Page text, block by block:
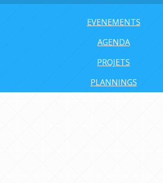
EVENEMENTS
AGENDA
PROJETS
PLANNINGS